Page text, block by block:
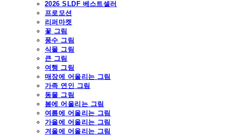
2026 SLDF 베스트셀러
프로모션
리퍼마켓
꽃 그림
풍수 그림
식물 그림
큰 그림
여행 그림
매장에 어울리는 그림
가족 연인 그림
동물 그림
봄에 어울리는 그림
여름에 어울리는 그림
가을에 어울리는 그림
겨울에 어울리는 그림